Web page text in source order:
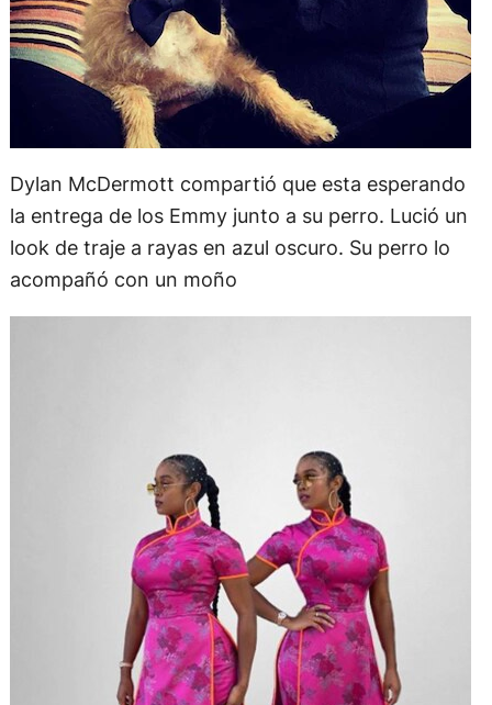
Dylan McDermott compartió que esta esperando
la entrega de los Emmy junto a su perro. Lució un
look de traje a rayas en azul oscuro. Su perro lo
acompañó con un moño